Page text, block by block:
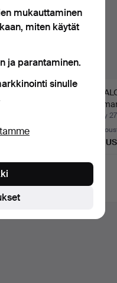
RYAN.
"Morning
Myyty
2
365
mukauttaminen
miten käytät
ja parantaminen.
sinulle